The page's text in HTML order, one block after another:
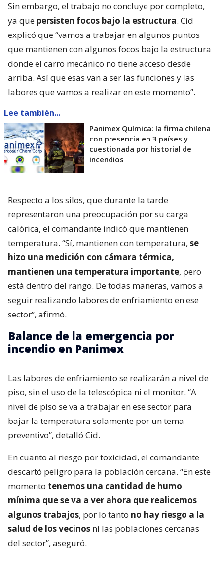
Sin embargo, el trabajo no concluye por completo,
ya que persisten focos bajo la estructura. Cid
explicó que “vamos a trabajar en algunos puntos
que mantienen con algunos focos bajo la estructura
donde el carro mecánico no tiene acceso desde
arriba. Así que esas van a ser las funciones y las
labores que vamos a realizar en este momento”.
Lee también...
Panimex Química: la firma chilena
con presencia en 3 países y
cuestionada por historial de
incendios
Respecto a los silos, que durante la tarde
representaron una preocupación por su carga
calórica, el comandante indicó que mantienen
temperatura. “Sí, mantienen con temperatura, se
hizo una medición con cámara térmica,
mantienen una temperatura importante, pero
está dentro del rango. De todas maneras, vamos a
seguir realizando labores de enfriamiento en ese
sector”, afirmó.
Balance de la emergencia por
incendio en Panimex
Las labores de enfriamiento se realizarán a nivel de
piso, sin el uso de la telescópica ni el monitor. “A
nivel de piso se va a trabajar en ese sector para
bajar la temperatura solamente por un tema
preventivo”, detalló Cid.
En cuanto al riesgo por toxicidad, el comandante
descartó peligro para la población cercana. “En este
momento tenemos una cantidad de humo
mínima que se va a ver ahora que realicemos
algunos trabajos, por lo tanto no hay riesgo a la
salud de los vecinos ni las poblaciones cercanas
del sector”, aseguró.